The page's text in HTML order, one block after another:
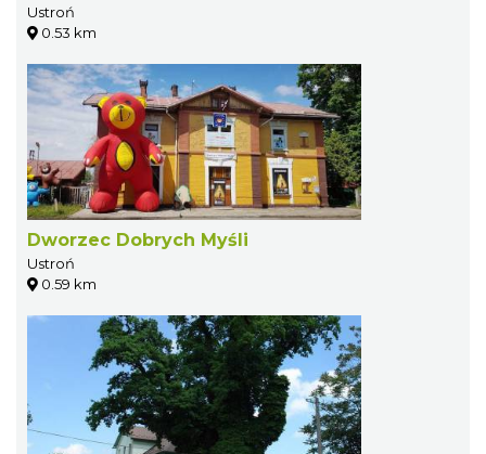
Ustroń
0.53 km
Dworzec Dobrych Myśli
Ustroń
0.59 km